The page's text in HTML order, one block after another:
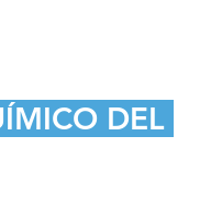
DEL